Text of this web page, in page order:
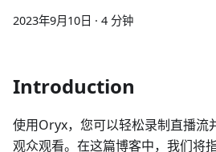
2023年9月10日 · 4 分钟
Introduction
使用Oryx，您可以轻松录制直播流
观众观看。在这篇博客中，我们将